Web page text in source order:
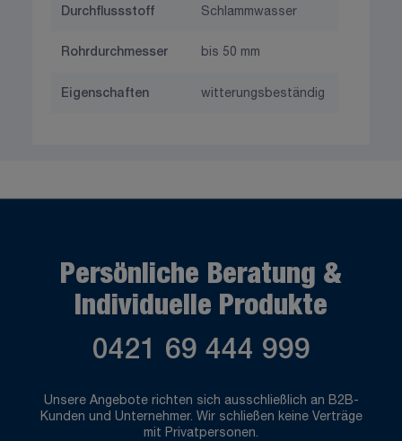
Durchflussstoff Schlammwasser
Rohrdurchmesser bis 50 mm
Eigenschaften witterungsbeständig
Persönliche Beratung &
Individuelle Produkte
0421 69 444 999
Unsere Angebote richten sich ausschließlich an B2B-
Kunden und Unternehmer. Wir schließen keine Verträge
mit Privatpersonen.